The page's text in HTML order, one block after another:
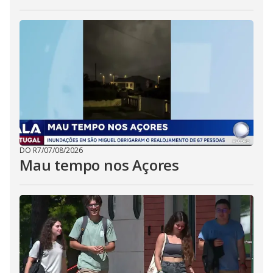
DO R7/07/08/2026
Mau tempo nos Açores